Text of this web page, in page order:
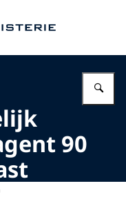
90